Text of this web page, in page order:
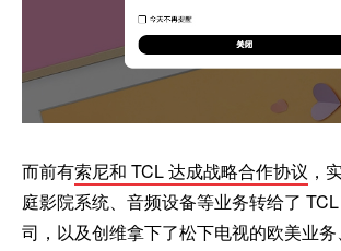
而前有索尼和 TCL 达成战略合作协议 ，
庭影院系统、音频设备等业务转给了
司，以及创维拿下了松下电视的欧美业